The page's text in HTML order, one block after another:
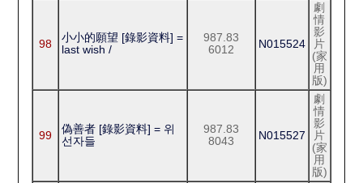
98
小小的願望 [錄影資料] =
last wish /
987.83
6012
N015524
劇
情
影
片
(家
用
版)
99
偽善者 [錄影資料] = 위
선자들
987.83
8043
N015527
劇
情
影
片
(家
用
版)